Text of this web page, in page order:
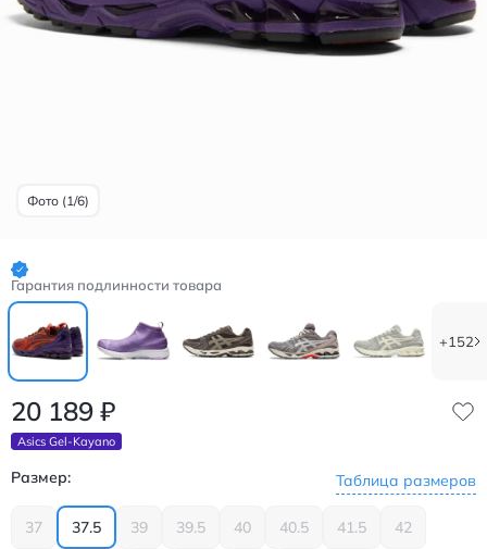
Фото (1/6)
Гарантия подлинности товара
+152
20 189 ₽
Asics Gel-Kayano
Размер: Таблица размеров
37 37.5 39 39.5 40 40.5 41.5 42